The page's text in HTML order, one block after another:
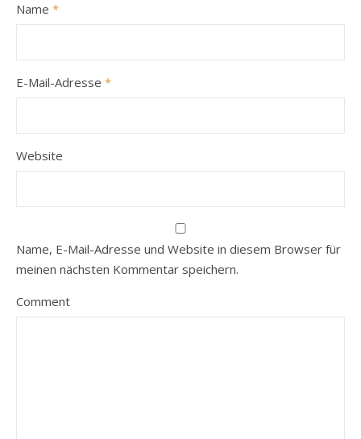
Name *
E-Mail-Adresse *
Website
Name, E-Mail-Adresse und Website in diesem Browser für
meinen nächsten Kommentar speichern.
Comment